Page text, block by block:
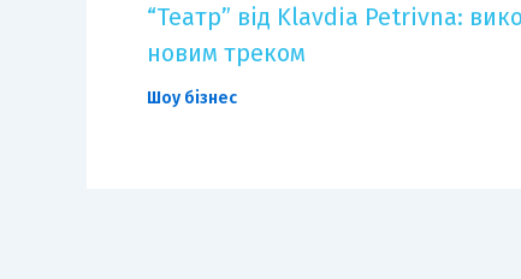
“Театр” від Klavdia Petrivna:
новим треком
Шоу бізнес